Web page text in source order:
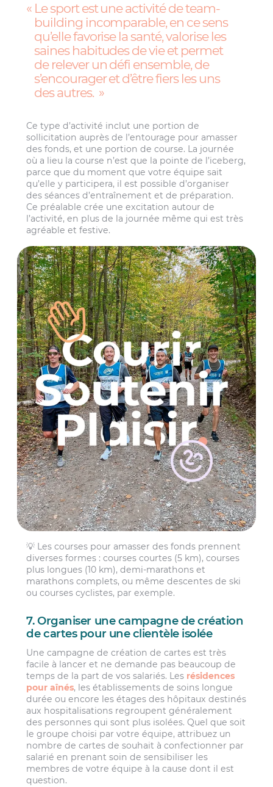
Le sport est une activité de team-
building incomparable, en ce sens
qu’elle favorise la santé, valorise les
saines habitudes de vie et permet
de relever un défi ensemble, de
s’encourager et d’être fiers les uns
des autres.
Ce type d’activité inclut une portion de
sollicitation auprès de l’entourage pour amasser
des fonds, et une portion de course. La journée
où a lieu la course n’est que la pointe de l’iceberg,
parce que du moment que votre équipe sait
qu’elle y participera, il est possible d’organiser
des séances d’entraînement et de préparation.
Ce préalable crée une excitation autour de
l’activité, en plus de la journée même qui est très
agréable et festive.
💡 Les courses pour amasser des fonds prennent
diverses formes : courses courtes (5 km), courses
plus longues (10 km), demi-marathons et
marathons complets, ou même descentes de ski
ou courses cyclistes, par exemple.
7. Organiser une campagne de création
de cartes pour une clientèle isolée
Une campagne de création de cartes est très
facile à lancer et ne demande pas beaucoup de
temps de la part de vos salariés. Les résidences
pour aînés, les établissements de soins longue
durée ou encore les étages des hôpitaux destinés
aux hospitalisations regroupent généralement
des personnes qui sont plus isolées. Quel que soit
le groupe choisi par votre équipe, attribuez un
nombre de cartes de souhait à confectionner par
salarié en prenant soin de sensibiliser les
membres de votre équipe à la cause dont il est
question.